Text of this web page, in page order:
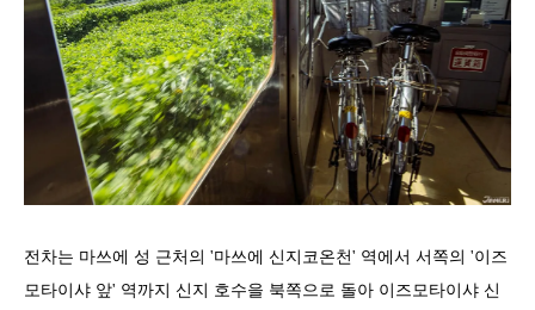
전차는 마쓰에 성 근처의 '마쓰에 신지코온천' 역에서 서쪽의 '이즈
모타이샤 앞' 역까지 신지 호수을 북쪽으로 돌아 이즈모타이샤 신